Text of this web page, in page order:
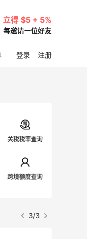
立得 $5 + 5%
每邀请一位好友
登录 注册
关税税率查询
跨境额度查询
3/3